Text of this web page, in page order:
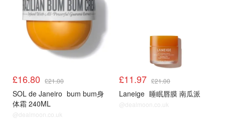
£16.80 £21.00
SOL de Janeiro bum bum身
体霜 240ML
@dealmoon.co.uk
£11.97 £21.00
Laneige 睡眠唇膜 南瓜派
@dealmoon.co.uk